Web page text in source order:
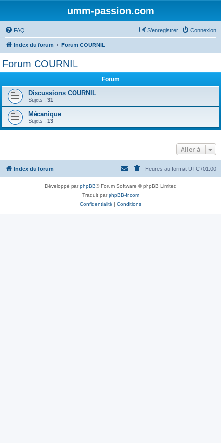
umm-passion.com
FAQ Connexion
S’enregistrer
Index du forum Forum COURNIL
Forum COURNIL
Forum
Discussions COURNIL
Sujets : 31
Mécanique
Sujets : 13
Aller à
Index du forum Heures au format UTC+01:00
Développé parphpBB® Forum Software © phpBB Limited
Traduit parphpBB-fr.com
Confidentialité | Conditions